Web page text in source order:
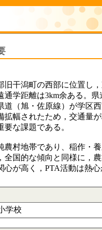
干潟町の西部に位置し
通学距離は3km余ある。
道（旭・佐原線）が学区
拡幅されたため，交通量
要な課題である。
村地帯であり、稲作・
全国的な傾向と同様に，
心が高く，PTA活動は熱心
学校